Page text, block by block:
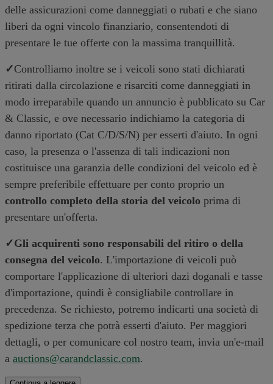
delle assicurazioni come danneggiati o rubati e che siano
liberi da ogni vincolo finanziario, consentendoti di
presentare le tue offerte con la massima tranquillità.
✓Controlliamo inoltre se i veicoli sono stati dichiarati
ritirati dalla circolazione e risarciti come danneggiati in
modo irreparabile quando un annuncio è pubblicato su Car
& Classic, e ove necessario indichiamo la categoria di
danno riportato (Cat C/D/S/N) per esserti d'aiuto. In ogni
caso, la presenza o l'assenza di tali indicazioni non
costituisce una garanzia delle condizioni del veicolo ed è
sempre preferibile effettuare per conto proprio un
controllo completo della storia del veicolo prima di
presentare un'offerta.
✓Gli acquirenti sono responsabili del ritiro o della
consegna del veicolo. L'importazione di veicoli può
comportare l'applicazione di ulteriori dazi doganali e tasse
d'importazione, quindi è consigliabile controllare in
precedenza. Se richiesto, potremo indicarti una società di
spedizione terza che potrà esserti d'aiuto. Per maggiori
dettagli, o per comunicare col nostro team, invia un'e-mail
a auctions@carandclassic.com.